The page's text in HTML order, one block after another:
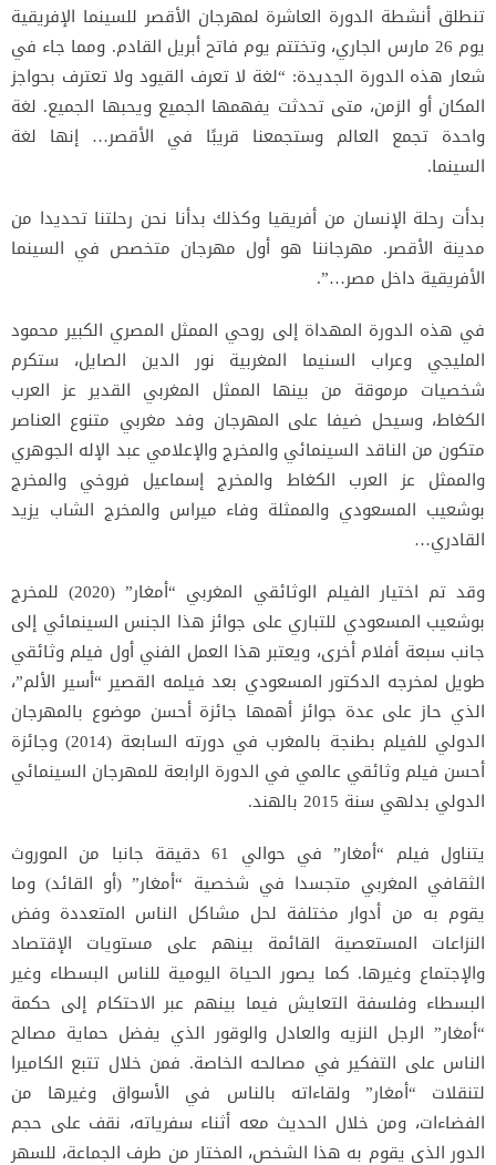
تنطلق أنشطة الدورة العاشرة لمهرجان الأقصر للسينما الإفريقية
يوم 26 مارس الجاري، وتختتم يوم فاتح أبريل القادم. ومما جاء في
شعار هذه الدورة الجديدة: “لغة لا تعرف القيود ولا تعترف بحواجز
المكان أو الزمن، متى تحدثت يفهمها الجميع ويحبها الجميع. لغة
واحدة تجمع العالم وستجمعنا قريبًا في الأقصر… إنها لغة
السينما.
بدأت رحلة الإنسان من أفريقيا وكذلك بدأنا نحن رحلتنا تحديدا من
مدينة الأقصر. مهرجاننا هو أول مهرجان متخصص في السينما
الأفريقية داخل مصر…”.
في هذه الدورة المهداة إلى روحي الممثل المصري الكبير محمود
المليجي وعراب السنيما المغربية نور الدين الصايل، ستكرم
شخصيات مرموقة من بينها الممثل المغربي القدير عز العرب
الكغاط، وسيحل ضيفا على المهرجان وفد مغربي متنوع العناصر
متكون من الناقد السينمائي والمخرج والإعلامي عبد الإله الجوهري
والممثل عز العرب الكغاط والمخرج إسماعيل فروخي والمخرج
بوشعيب المسعودي والممثلة وفاء ميراس والمخرج الشاب يزيد
القادري…
وقد تم اختيار الفيلم الوثائقي المغربي “أمغار” (2020) للمخرج
بوشعيب المسعودي للتباري على جوائز هذا الجنس السينمائي إلى
جانب سبعة أفلام أخرى، ويعتبر هذا العمل الفني أول فيلم وثائقي
طويل لمخرجه الدكتور المسعودي بعد فيلمه القصير “أسير الألم”،
الذي حاز على عدة جوائز أهمها جائزة أحسن موضوع بالمهرجان
الدولي للفيلم بطنجة بالمغرب في دورته السابعة (2014) وجائزة
أحسن فيلم وثائقي عالمي في الدورة الرابعة للمهرجان السينمائي
الدولي بدلهي سنة 2015 بالهند.
يتناول فيلم “أمغار” في حوالي 61 دقيقة جانبا من الموروث
الثقافي المغربي متجسدا في شخصية “أمغار” (أو القائد) وما
يقوم به من أدوار مختلفة لحل مشاكل الناس المتعددة وفض
النزاعات المستعصية القائمة بينهم على مستويات الإقتصاد
والإجتماع وغيرها. كما يصور الحياة اليومية للناس البسطاء وغير
البسطاء وفلسفة التعايش فيما بينهم عبر الاحتكام إلى حكمة
“أمغار” الرجل النزيه والعادل والوقور الذي يفضل حماية مصالح
الناس على التفكير في مصالحه الخاصة. فمن خلال تتبع الكاميرا
لتنقلات “أمغار” ولقاءاته بالناس في الأسواق وغيرها من
الفضاءات، ومن خلال الحديث معه أثناء سفرياته، نقف على حجم
الدور الذي يقوم به هذا الشخص، المختار من طرف الجماعة، للسهر